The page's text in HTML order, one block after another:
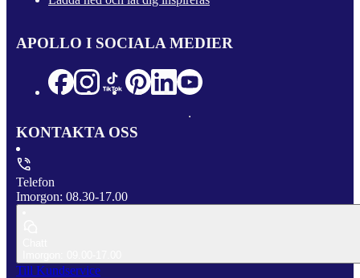
APOLLO I SOCIALA MEDIER
KONTAKTA OSS
Telefon
Imorgon: 08.30-17.00
Till Kundservice